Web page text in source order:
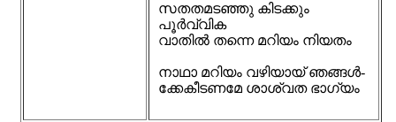
സതതമടഞ്ഞു കിടക്കും
പൂർവ്വിക
വാതിൽ തന്നെ മറിയം നിയതം
നാഥാ മറിയം വഴിയായ് ഞങ്ങൾ-
ക്കേകീടണമേ ശാശ്വത ഭാഗ്യം